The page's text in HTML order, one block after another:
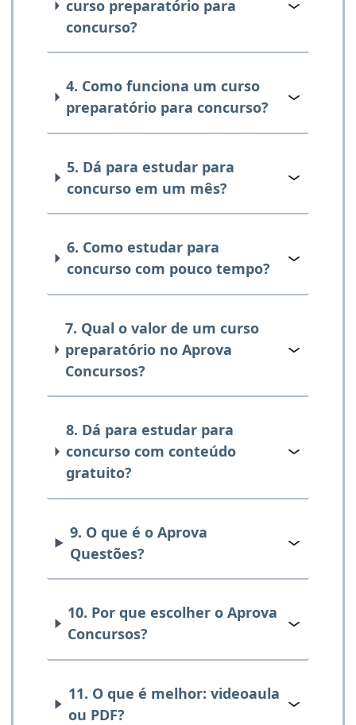
curso preparatório para
concurso?
4. Como funciona um curso
preparatório para concurso?
5. Dá para estudar para
concurso em um mês?
6. Como estudar para
concurso com pouco tempo?
7. Qual o valor de um curso
preparatório no Aprova
Concursos?
8. Dá para estudar para
concurso com conteúdo
gratuito?
9. O que é o Aprova
Questões?
10. Por que escolher o Aprova
Concursos?
11. O que é melhor: videoaula
ou PDF?